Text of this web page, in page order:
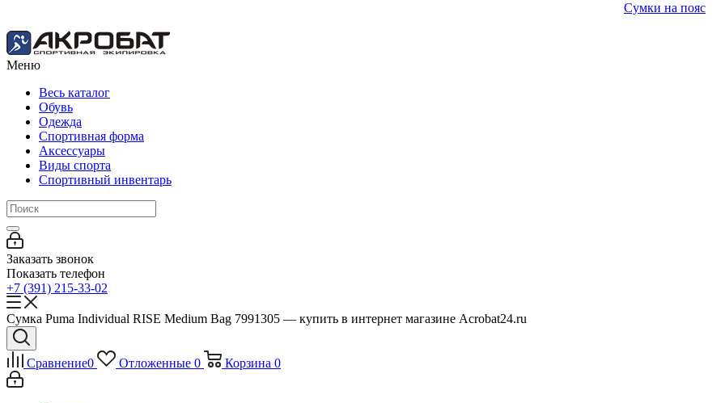
Сумки на пояс
Меню
Весь каталог
Обувь
Одежда
Спортивная форма
Аксессуары
Виды спорта
Спортивный инвентарь
Заказать звонок
Показать телефон
+7 (391) 215-33-02
Сумка Puma Individual RISE Medium Bag 7991305 — купить в интернет магазине Acrobat24.ru
Сравнение0 Отложенные 0 Корзина 0